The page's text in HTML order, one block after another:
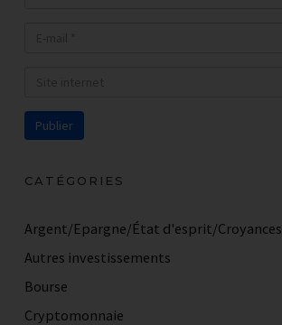
CATÉGORIES
Argent/Epargne/État d'esprit/Croyances
Autres investissements
Bourse
Cryptomonnaie